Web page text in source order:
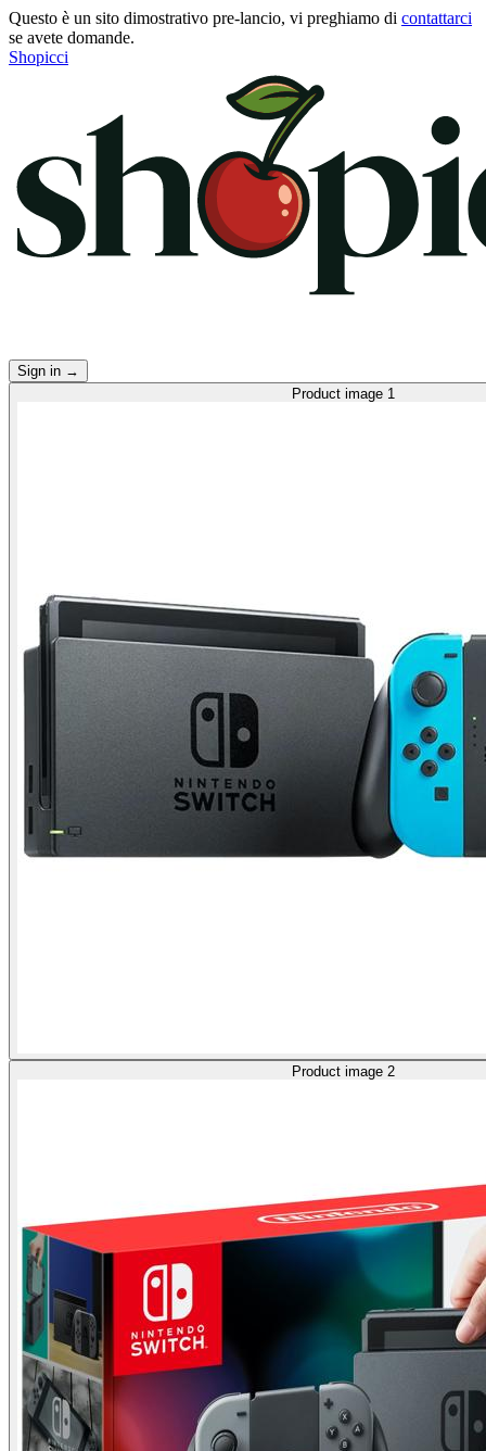
Questo è un sito dimostrativo pre-lancio, vi preghiamo di contattarci
se avete domande.
Shopicci
Sign in →
Product image 1
Product image 2